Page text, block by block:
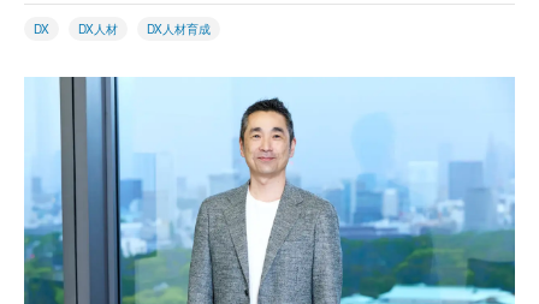
DX DX人材 DX人材育成